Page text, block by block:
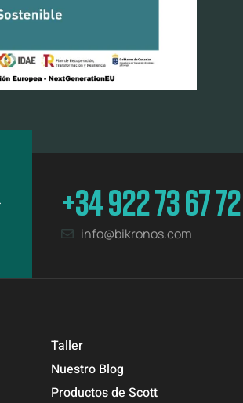
+34 922 73 67 72
info@bikronos.com
Taller
Nuestro Blog
Productos de Scott